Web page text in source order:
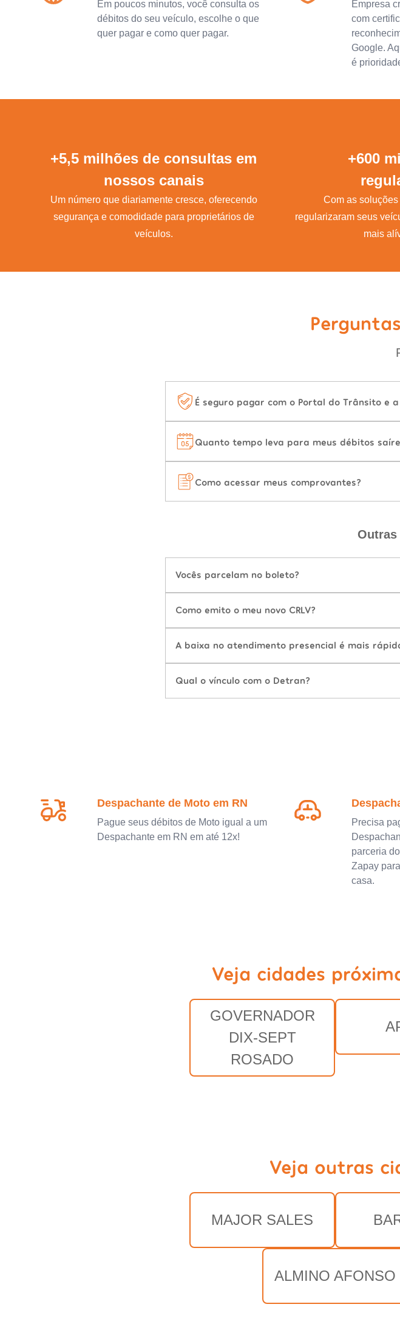
Em poucos minutos, você consulta os
débitos do seu veículo, escolhe o que
quer pagar e como quer pagar.
Empresa
com
Google.
é
+5,5 milhões de consultas em
nossos canais
Um número que diariamente cresce, oferecendo
segurança e comodidade para proprietários de
veículos.
+600
Com as
regularizaram seus
mais
É seguro pagar com o Portal do Trânsito e
Quanto tempo leva para meus débitos
Como acessar meus comprovantes?
Vocês parcelam no boleto?
Como emito o meu novo CRLV?
A baixa no atendimento presencial é mais
Qual o vínculo com o Detran?
Despachante de Moto em RN
Pague seus débitos de Moto igual a um
Despachante em RN em até 12x!
Precisa
parceria
Zapay
casa.
Veja cidades
GOVERNADOR
DIX-SEPT
ROSADO
Veja outras
MAJOR SALES
ALMINO AFONSO